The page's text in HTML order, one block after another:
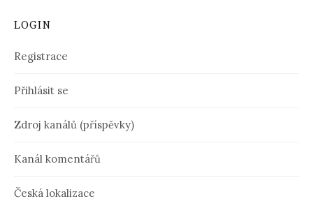
LOGIN
Registrace
Přihlásit se
Zdroj kanálů (příspěvky)
Kanál komentářů
Česká lokalizace